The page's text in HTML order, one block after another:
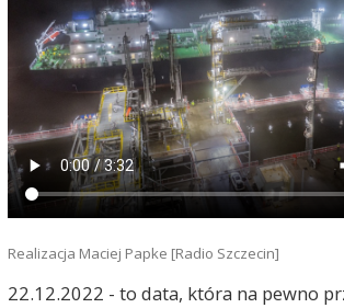
Realizacja Maciej Papke [Radio Szczecin]
22.12.2022 - to data, która na pewno